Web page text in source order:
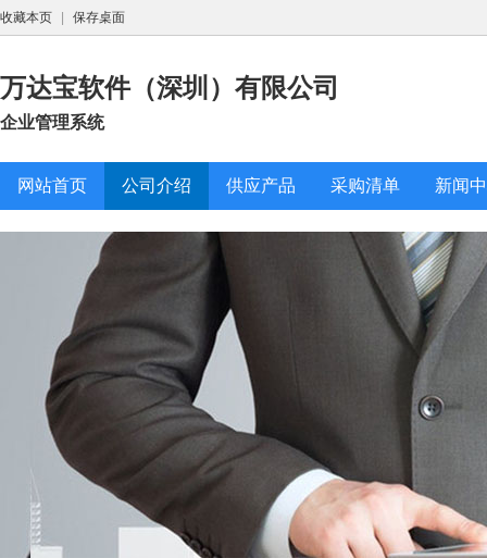
收藏本页 保存桌面
万达宝软件（深圳）有限公司
企业管理系统
网站首页 公司介绍 供应产品 采购清单 新闻